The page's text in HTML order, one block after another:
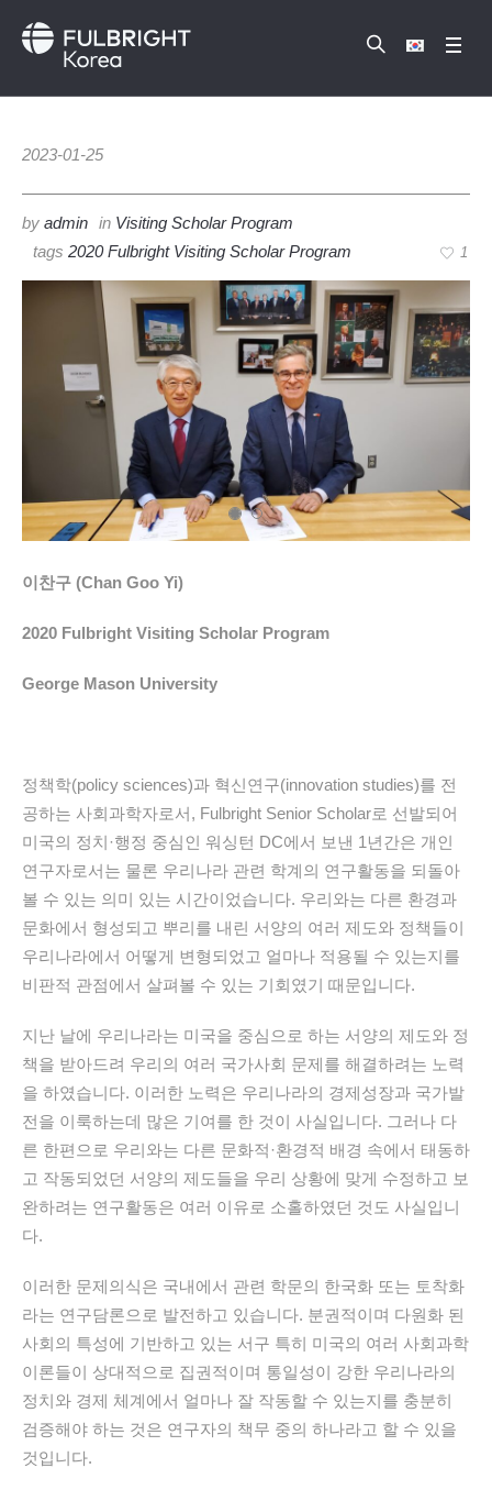
2023-01-25
by admin in Visiting Scholar Program
tags 2020 Fulbright Visiting Scholar Program 1
이찬구 (Chan Goo Yi)
2020 Fulbright Visiting Scholar Program
George Mason University
정책학(policy sciences)과 혁신연구(innovation studies)를 전
공하는 사회과학자로서, Fulbright Senior Scholar로 선발되어
미국의 정치·행정 중심인 워싱턴 DC에서 보낸 1년간은 개인
연구자로서는 물론 우리나라 관련 학계의 연구활동을 되돌아
볼 수 있는 의미 있는 시간이었습니다. 우리와는 다른 환경과
문화에서 형성되고 뿌리를 내린 서양의 여러 제도와 정책들이
우리나라에서 어떻게 변형되었고 얼마나 적용될 수 있는지를
비판적 관점에서 살펴볼 수 있는 기회였기 때문입니다.
지난 날에 우리나라는 미국을 중심으로 하는 서양의 제도와 정
책을 받아드려 우리의 여러 국가사회 문제를 해결하려는 노력
을 하였습니다. 이러한 노력은 우리나라의 경제성장과 국가발
전을 이룩하는데 많은 기여를 한 것이 사실입니다. 그러나 다
른 한편으로 우리와는 다른 문화적·환경적 배경 속에서 태동하
고 작동되었던 서양의 제도들을 우리 상황에 맞게 수정하고 보
완하려는 연구활동은 여러 이유로 소홀하였던 것도 사실입니
다.
이러한 문제의식은 국내에서 관련 학문의 한국화 또는 토착화
라는 연구담론으로 발전하고 있습니다. 분권적이며 다원화 된
사회의 특성에 기반하고 있는 서구 특히 미국의 여러 사회과학
이론들이 상대적으로 집권적이며 통일성이 강한 우리나라의
정치와 경제 체계에서 얼마나 잘 작동할 수 있는지를 충분히
검증해야 하는 것은 연구자의 책무 중의 하나라고 할 수 있을
것입니다.